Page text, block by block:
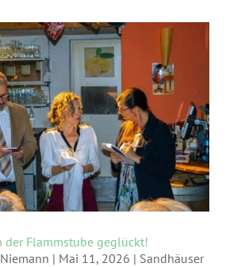
der Flammstube geglückt!
| Mai 11, 2026 | Sandhäuser